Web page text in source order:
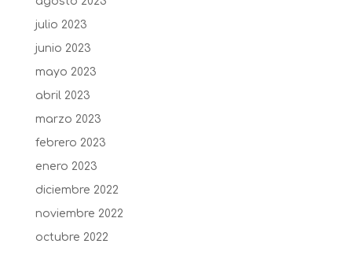
julio 2023
junio 2023
mayo 2023
abril 2023
marzo 2023
febrero 2023
enero 2023
diciembre 2022
noviembre 2022
octubre 2022